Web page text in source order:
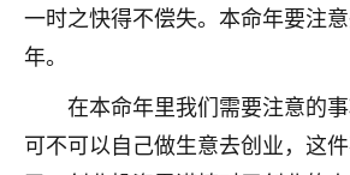
一时之快得不偿失。本命年要注
年。
在本命年里我们需要注意的
可不可以自己做生意去创业，这